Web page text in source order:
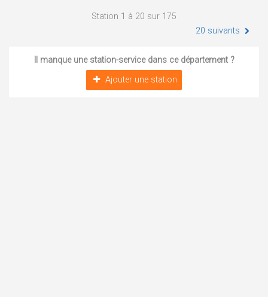
Station 1 à 20 sur 175
20 suivants
Il manque une station-service dans ce département ?
Ajouter une station